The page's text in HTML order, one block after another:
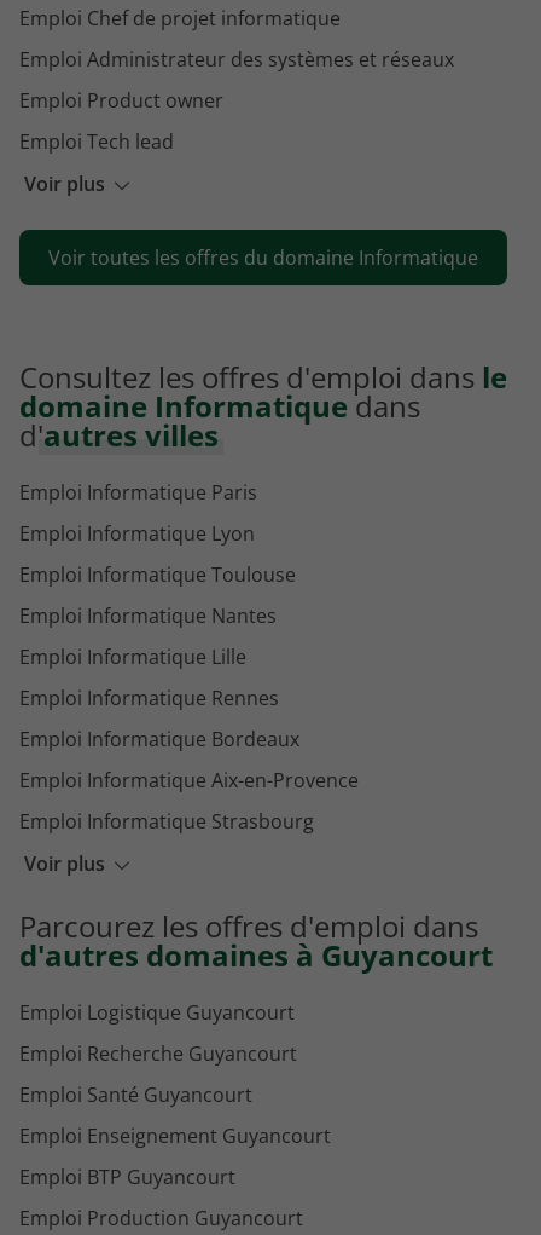
Voir plus
Emploi Chef de projet informatique
Emploi Administrateur des systèmes et réseaux
Emploi Product owner
Emploi Tech lead
Emploi Technicien systèmes et réseaux
Emploi Full stack developer
Emploi Ingénieur de développement
Voir toutes les offres du domaine Informatique
Consultez les offres d'emploi dans le
domaine Informatique dans
d'autres villes
Voir plus
Emploi Informatique Paris
Emploi Informatique Lyon
Emploi Informatique Toulouse
Emploi Informatique Nantes
Emploi Informatique Lille
Emploi Informatique Rennes
Emploi Informatique Bordeaux
Emploi Informatique Aix-en-Provence
Emploi Informatique Strasbourg
Emploi Informatique Montpellier
Emploi Informatique Levallois-Perret
Parcourez les offres d'emploi dans
d'autres domaines à Guyancourt
Emploi Logistique Guyancourt
Emploi Recherche Guyancourt
Emploi Santé Guyancourt
Emploi Enseignement Guyancourt
Emploi BTP Guyancourt
Emploi Production Guyancourt